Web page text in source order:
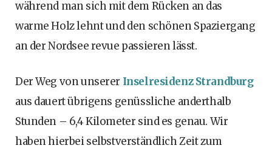
während man sich mit dem Rücken an das
warme Holz lehnt und den schönen Spaziergang
an der Nordsee revue passieren lässt.
Der Weg von unserer Inselresidenz Strandburg
aus dauert übrigens genüssliche anderthalb
Stunden – 6,4 Kilometer sind es genau. Wir
haben hierbei selbstverständlich Zeit zum